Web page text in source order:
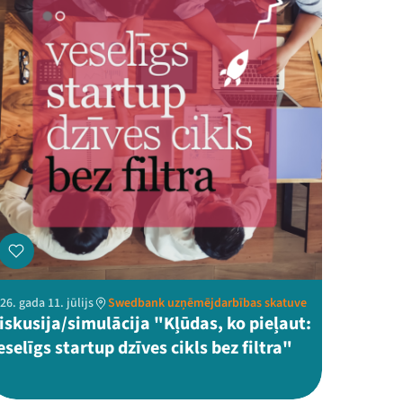
gada 11. jūlijs Swedbank uzņēmējdarbības skatuve
simulācija "Kļūdas, ko pieļaut:
startup dzīves cikls bez filtra"